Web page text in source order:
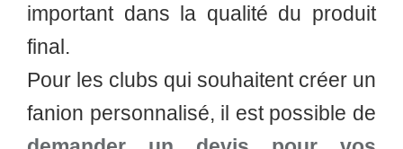
important dans la qualité du produit
final.
Pour les clubs qui souhaitent créer un
fanion personnalisé, il est possible de